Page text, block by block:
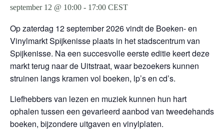
september 12 @ 10:00 - 17:00 CEST
Op zaterdag 12 september 2026 vindt de Boeken- en
Vinylmarkt Spijkenisse plaats in het stadscentrum van
Spijkenisse. Na een succesvolle eerste editie keert deze
markt terug naar de Uitstraat, waar bezoekers kunnen
struinen langs kramen vol boeken, lp’s en cd’s.
Liefhebbers van lezen en muziek kunnen hun hart
ophalen tussen een gevarieerd aanbod van tweedehands
boeken, bijzondere uitgaven en vinylplaten.